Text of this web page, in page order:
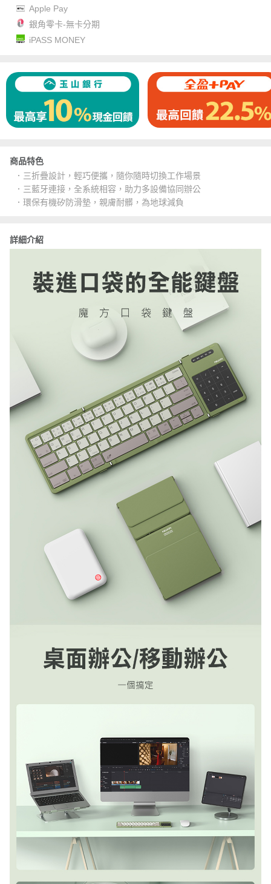
Apple Pay
銀角零卡-無卡分期
iPASS MONEY
商品特色
．三折疊設計，輕巧便攜，隨你隨時切換工作場景
．三藍牙連接，全系統相容，助力多設備協同辦公
．環保有機矽防滑墊，親膚耐髒，為地球減負
詳細介紹